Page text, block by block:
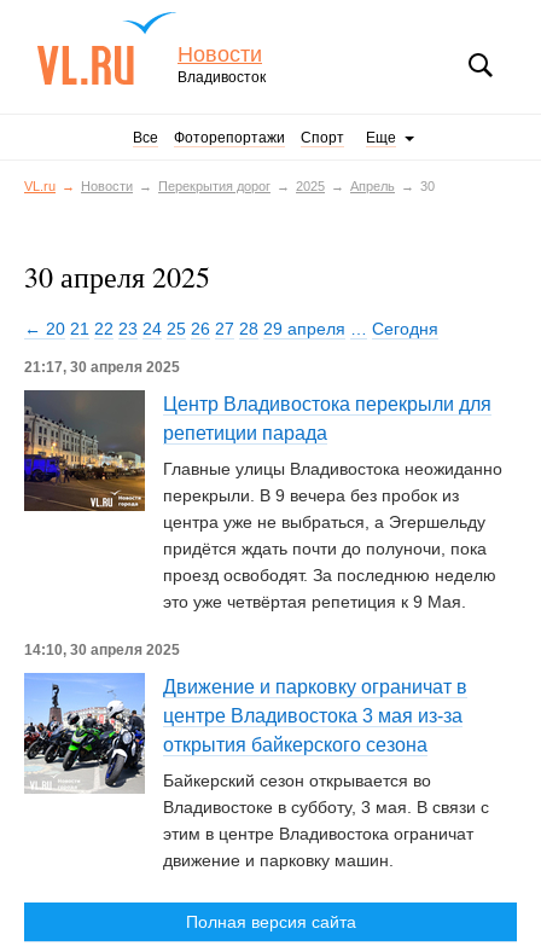
Новости
Владивосток
Все Фоторепортажи Спорт Еще
VL.ru Новости Перекрытия дорог 2025 Апрель 30
30 апреля 2025
← 20 21 22 23 24 25 26 27 28 29 апреля Сегодня
21:17, 30 апреля 2025
Центр Владивостока перекрыли для
репетиции парада
Главные улицы Владивостока неожиданно
перекрыли. В 9 вечера без пробок из
центра уже не выбраться, а Эгершельду
придётся ждать почти до полуночи, пока
проезд освободят. За последнюю неделю
это уже четвёртая репетиция к 9 Мая.
14:10, 30 апреля 2025
Движение и парковку ограничат в
центре Владивостока 3 мая из-за
открытия байкерского сезона
Байкерский сезон открывается во
Владивостоке в субботу, 3 мая. В связи с
этим в центре Владивостока ограничат
движение и парковку машин.
Полная версия сайта